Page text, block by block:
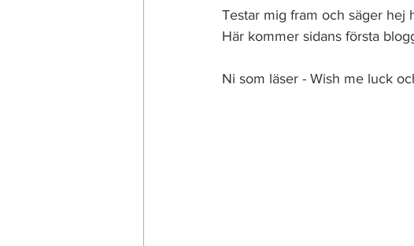
Testar mig fram och säger hej
Här kommer sidans första
Ni som läser - Wish me luck